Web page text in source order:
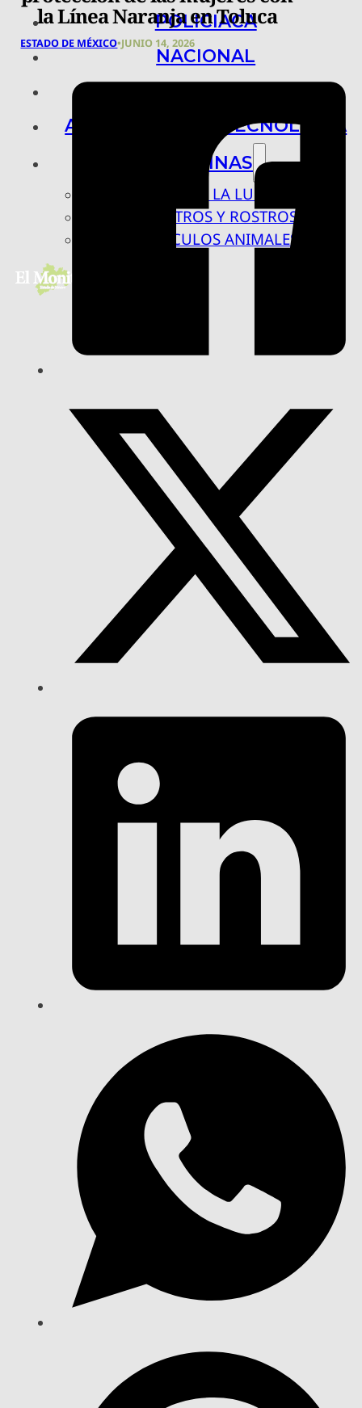
POLICIACA
NACIONAL
ARTE, CIENCIA Y TECNOLOGÍA
COLUMNAS
BAJO LA LUPA
RASTROS Y ROSTROS
VÍNCULOS ANIMALES
la Línea Naranja en Toluca
ESTADO DE MÉXICO•JUNIO 14, 2026